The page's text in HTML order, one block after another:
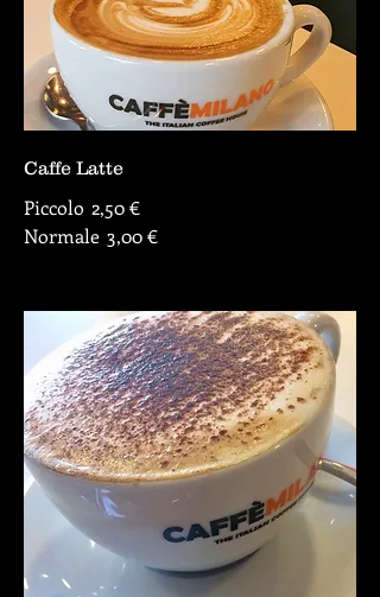
Caffe Latte
Piccolo 2,50 €
Normale 3,00 €